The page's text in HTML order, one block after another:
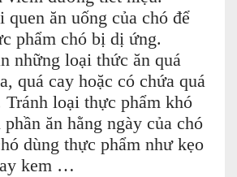
quen ăn uống của chó để
phẩm chó bị dị ứng.
những loại thức ăn quá
quá cay hoặc có chứa quá
Tránh loại thực phẩm khó
ăn hằng ngày của chó
dùng thực phẩm như kẹo
kem …